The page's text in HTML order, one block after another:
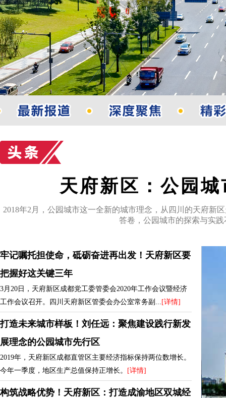
天府新区：公园
2018年2月，公园城市这一全新的城市理念，从四川的天府新
答卷，公园城市的探索与实
牢记嘱托担使命，砥砺奋进再出发！天府新区要
把握好这关键三年
3月20日，天府新区成都党工委管委会2020年工作会议暨经济
工作会议召开。四川天府新区管委会办公室常务副... [详情]
打造未来城市样板！刘任远：聚焦建设践行新发
展理念的公园城市先行区
2019年，天府新区成都直管区主要经济指标保持两位数增长。
今年一季度，地区生产总值保持正增长。
[详情]
构筑战略优势！天府新区：打造成渝地区双城经